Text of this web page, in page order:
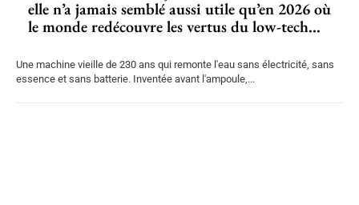
elle n’a jamais semblé aussi utile qu’en 2026 où
le monde redécouvre les vertus du low-tech...
Une machine vieille de 230 ans qui remonte l'eau sans électricité, sans
essence et sans batterie. Inventée avant l'ampoule,...